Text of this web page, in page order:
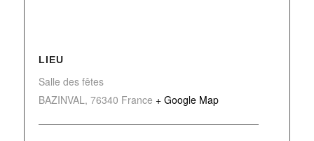
LIEU
Salle des fêtes
BAZINVAL , 76340 France + Google Map